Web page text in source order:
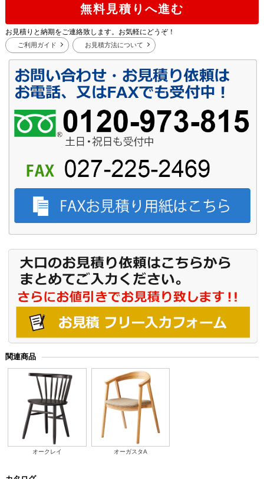
無料見積りへ進む
お見積りと納期をご連絡致します。お気軽にどうぞ！
ご利用ガイド お見積方法について
関連商品
オークレイ オーガスタA